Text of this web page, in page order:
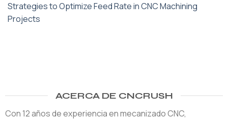
Strategies to Optimize Feed Rate in CNC Machining
Projects
ACERCA DE CNCRUSH
Con 12 años de experiencia en mecanizado CNC,